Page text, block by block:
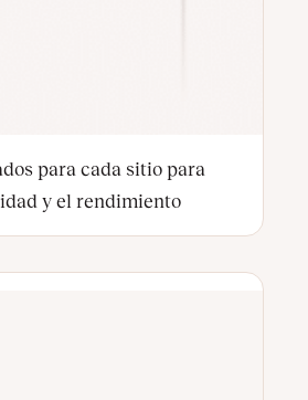
para cada sitio para
y el rendimiento